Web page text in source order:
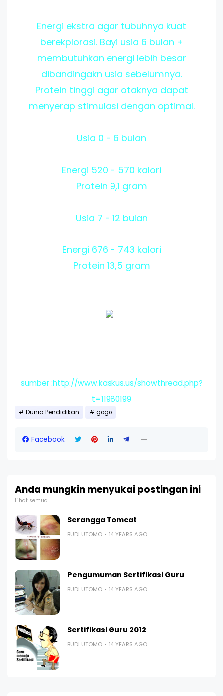
Energi ekstra agar tubuhnya kuat
berekplorasi. Bayi usia 6 bulan +
membutuhkan energi lebih besar
dibandingakn usia sebelumnya.
Protein tinggi agar otaknya dapat
menyerap stimulasi dengan optimal.
Usia 0 - 6 bulan
Energi 520 - 570 kalori
Protein 9,1 gram
Usia 7 - 12 bulan
Energi 676 - 743 kalori
Protein 13,5 gram
sumber :http://www.kaskus.us/showthread.php?
t=11980199
Dunia Pendidikan gogo
Facebook
Anda mungkin menyukai postingan ini
Lihat semua
Serangga Tomcat
BUDI UTOMO 14 YEARS AGO
Pengumuman Sertifikasi Guru
BUDI UTOMO 14 YEARS AGO
Sertifikasi Guru 2012
BUDI UTOMO 14 YEARS AGO